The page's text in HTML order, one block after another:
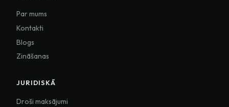
Par mums
Kontakti
Blogs
Zināšanas
JURIDISKĀ
Droši maksājumi